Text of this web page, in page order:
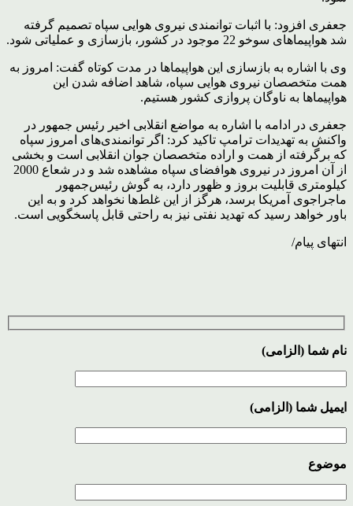
جعفری افزود: با اثبات توانمندی نیروی هوایی سپاه تصمیم گرفته
شد هواپیماهای سوخو 22 موجود در کشور، بازسازی و عملیاتی شود.
وی با اشاره به بازسازی این هواپیماها در مدت کوتاه گفت: امروز به
همت متخصصان نیروی هوایی سپاه، شاهد اضافه شدن این
هواپیماها به ناوگان پروازی کشور هستیم.
جعفری در ادامه با اشاره به مواضع انقلابی اخیر رئیس جمهور در
واکنش به تهدیدات ترامپ تاکید کرد: اگر توانمندی‌های امروز سپاه
که برگرفته از همت و اراده متخصصان جوان انقلابی است و بخشی
از آن امروز در نیروی هوافضای سپاه مشاهده شد و در شعاع 2000
کیلومتری قابلیت بروز و ظهور دارد، به گوش رئیس‌جمهور
ماجراجوی آمریکا برسد، هرگز از این غلط‌ها نخواهد کرد و به این
باور خواهد رسید که تهدید نفتی نیز به راحتی قابل پاسخگویی است.
انتهای پیام/
نام شما (الزامی)
ایمیل شما (الزامی)
موضوع